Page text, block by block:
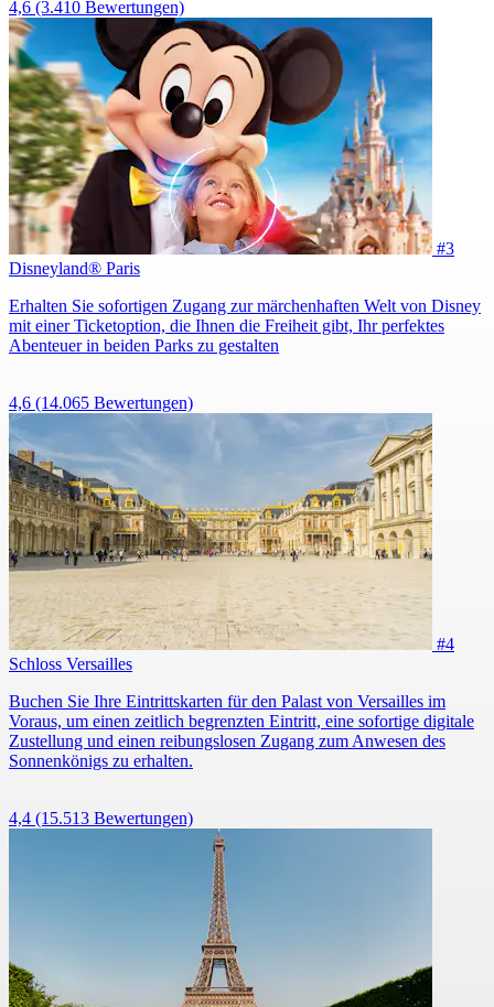
4,6 (3.410 Bewertungen)
#3
Disneyland® Paris
Erhalten Sie sofortigen Zugang zur märchenhaften Welt von Disney
mit einer Ticketoption, die Ihnen die Freiheit gibt, Ihr perfektes
Abenteuer in beiden Parks zu gestalten
4,6 (14.065 Bewertungen)
#4
Schloss Versailles
Buchen Sie Ihre Eintrittskarten für den Palast von Versailles im
Voraus, um einen zeitlich begrenzten Eintritt, eine sofortige digitale
Zustellung und einen reibungslosen Zugang zum Anwesen des
Sonnenkönigs zu erhalten.
4,4 (15.513 Bewertungen)